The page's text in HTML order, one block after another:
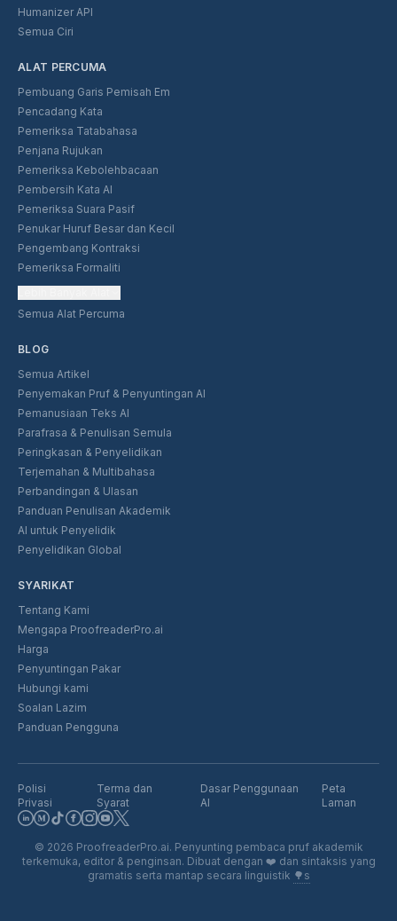
Humanizer API
Semua Ciri
ALAT PERCUMA
Pembuang Garis Pemisah Em
Pencadang Kata
Pemeriksa Tatabahasa
Penjana Rujukan
Pemeriksa Kebolehbacaan
Pembersih Kata AI
Pemeriksa Suara Pasif
Penukar Huruf Besar dan Kecil
Pengembang Kontraksi
Pemeriksa Formaliti
Semua Alat Percuma
BLOG
Semua Artikel
Penyemakan Pruf & Penyuntingan AI
Pemanusiaan Teks AI
Parafrasa & Penulisan Semula
Peringkasan & Penyelidikan
Terjemahan & Multibahasa
Perbandingan & Ulasan
Panduan Penulisan Akademik
AI untuk Penyelidik
Penyelidikan Global
SYARIKAT
Tentang Kami
Mengapa ProofreaderPro.ai
Harga
Penyuntingan Pakar
Hubungi kami
Soalan Lazim
Panduan Pengguna
Polisi
Privasi
Terma dan
Syarat
Dasar Penggunaan
AI
Peta
Laman
© 2026 ProofreaderPro.ai. Penyunting pembaca pruf akademik
terkemuka, editor & penginsan. Dibuat dengan ❤️ dan sintaksis yang
gramatis serta mantap secara linguistik 🌳s